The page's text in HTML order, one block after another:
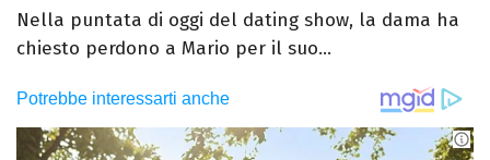
Nella puntata di oggi del dating show, la dama ha
chiesto perdono a Mario per il suo...